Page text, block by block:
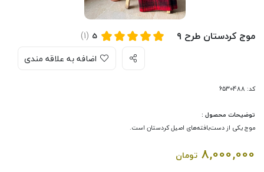
موج کردستان طرح ۹ 5
(1)
اضافه به علاقه مندی
کد: 6530488
توضیحات محصول :
موج یکی از دست‌بافته‌های اصیل کردستان است.
8,000,000 تومان